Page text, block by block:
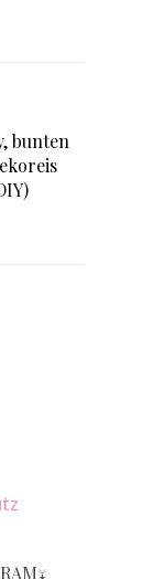
bunten